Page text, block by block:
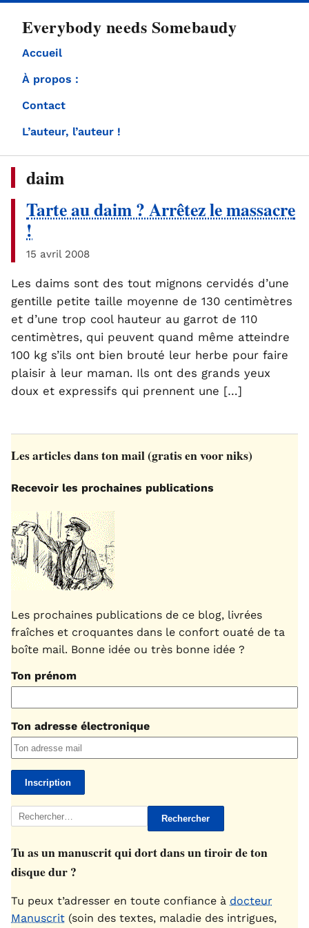
Everybody needs Somebaudy
Accueil
À propos :
Contact
L’auteur, l’auteur !
daim
Tarte au daim ? Arrêtez le massacre
!
15 avril 2008
Les daims sont des tout mignons cervidés d’une
gentille petite taille moyenne de 130 centimètres
et d’une trop cool hauteur au garrot de 110
centimètres, qui peuvent quand même atteindre
100 kg s’ils ont bien brouté leur herbe pour faire
plaisir à leur maman. Ils ont des grands yeux
doux et expressifs qui prennent une […]
Les articles dans ton mail (gratis en voor niks)
Recevoir les prochaines publications
Les prochaines publications de ce blog, livrées
fraîches et croquantes dans le confort ouaté de ta
boîte mail. Bonne idée ou très bonne idée ?
Ton prénom
Ton adresse électronique
Rechercher :
Tu as un manuscrit qui dort dans un tiroir de ton
disque dur ?
Tu peux t’adresser en toute confiance à docteur
Manuscrit (soin des textes, maladie des intrigues,